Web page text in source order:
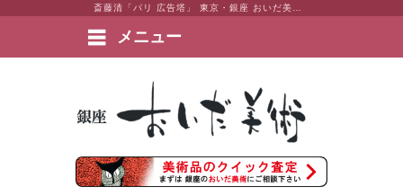
メニュー
絵画など美術品の販売と買取 | 東京・銀座 おいだ美術